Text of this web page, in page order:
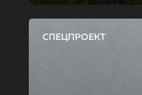
СПЕЦПРОЕКТ